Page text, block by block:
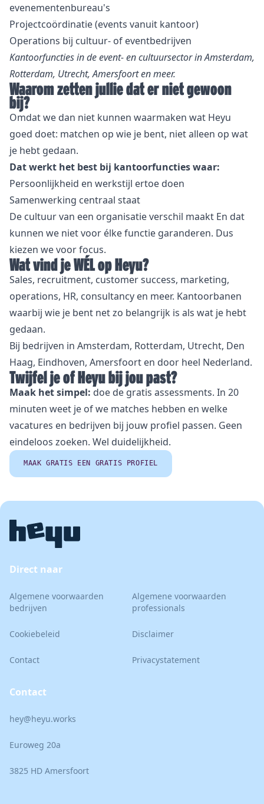
evenementenbureau's
Projectcoördinatie (events vanuit kantoor)
Operations bij cultuur- of eventbedrijven
Kantoorfuncties in de event- en cultuursector in Amsterdam,
Rotterdam, Utrecht, Amersfoort en meer.
Waarom zetten jullie dat er niet gewoon
bij?
Omdat we dan niet kunnen waarmaken wat Heyu
goed doet: matchen op wie je bent, niet alleen op wat
je hebt gedaan.
Dat werkt het best bij kantoorfuncties waar:
Persoonlijkheid en werkstijl ertoe doen
Samenwerking centraal staat
De cultuur van een organisatie verschil maakt En dat
kunnen we niet voor élke functie garanderen. Dus
kiezen we voor focus.
Wat vind je WÉL op Heyu?
Sales, recruitment, customer success, marketing,
operations, HR, consultancy en meer. Kantoorbanen
waarbij wie je bent net zo belangrijk is als wat je hebt
gedaan.
Bij bedrijven in Amsterdam, Rotterdam, Utrecht, Den
Haag, Eindhoven, Amersfoort en door heel Nederland.
Twijfel je of Heyu bij jou past?
Maak het simpel: doe de gratis assessments. In 20
minuten weet je of we matches hebben en welke
vacatures en bedrijven bij jouw profiel passen. Geen
eindeloos zoeken. Wel duidelijkheid.
MAAK GRATIS EEN GRATIS PROFIEL
Direct naar
Algemene voorwaarden
bedrijven
Algemene voorwaarden
professionals
Cookiebeleid Disclaimer
Contact Privacystatement
Contact
hey@heyu.works
Euroweg 20a
3825 HD Amersfoort